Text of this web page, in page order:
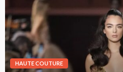
HAUTE COUTURE